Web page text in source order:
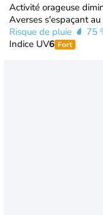
Activité orageuse
Averses s'espaçant
Risque de pluie
75
Indice UV6 Fort